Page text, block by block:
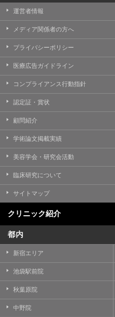
運営者情報
メディア関係者の方へ
プライバシーポリシー
医療広告ガイドライン
コンプライアンス行動指針
認定証・賞状
顧問紹介
学術論文掲載実績
美容学会・研究会活動
臨床研究について
サイトマップ
クリニック紹介
都内
新宿エリア
池袋駅前院
秋葉原院
中野院